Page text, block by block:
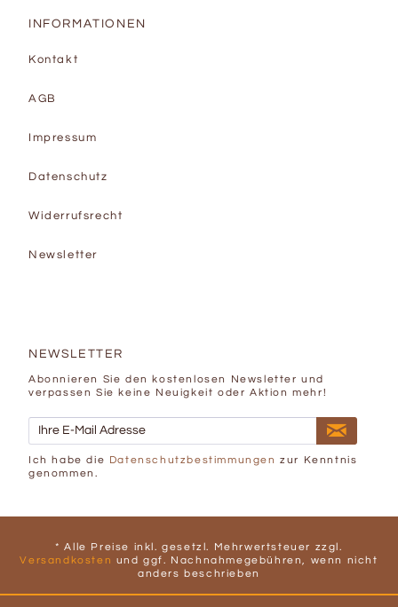
INFORMATIONEN
Kontakt
AGB
Impressum
Datenschutz
Widerrufsrecht
Newsletter
NEWSLETTER
Abonnieren Sie den kostenlosen Newsletter und
verpassen Sie keine Neuigkeit oder Aktion mehr!
Ich habe die Datenschutzbestimmungen zur Kenntnis
genommen.
* Alle Preise inkl. gesetzl. Mehrwertsteuer zzgl.
Versandkosten und ggf. Nachnahmegebühren, wenn nicht
anders beschrieben